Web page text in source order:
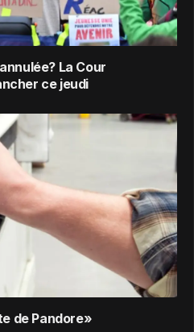
La Cour
ce jeudi
de Pandore»